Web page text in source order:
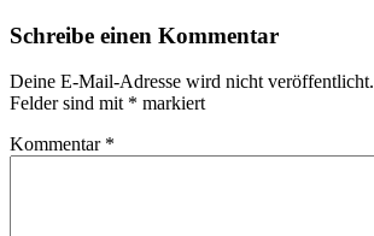
Schreibe einen Kommentar
Deine E-Mail-Adresse wird nicht veröffentlicht.
Felder sind mit * markiert
Kommentar *